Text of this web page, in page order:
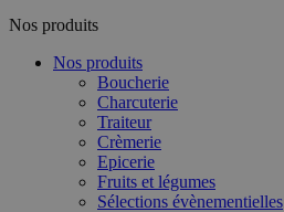
Nos produits
Nos produits
Boucherie
Charcuterie
Traiteur
Crèmerie
Epicerie
Fruits et légumes
Sélections évènementielles